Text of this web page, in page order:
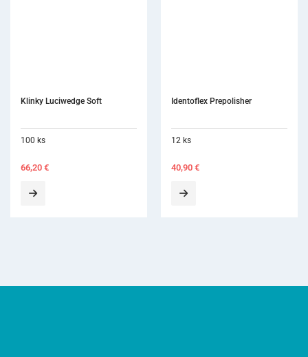
Klinky Luciwedge Soft
100 ks
66,20 €
Identoflex Prepolisher
12 ks
40,90 €